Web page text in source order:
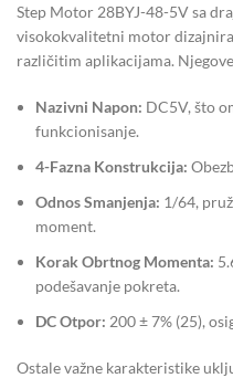
Step Motor 28BYJ-48-5V sa
visokokvalitetni motor
različitim aplikacijama.
Nazivni Napon: DC5V, što
funkcionisanje.
4-Fazna Konstrukcija:
Odnos Smanjenja: 1/64,
moment.
Korak Obrtnog Momenta:
podešavanje pokreta.
DC Otpor: 200 ± 7% (25),
Ostale važne karakteristike